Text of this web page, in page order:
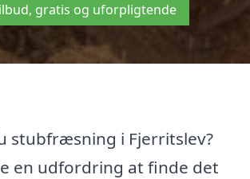
gratis og uforpligtende
stubfræsning i Fjerritslev?
en udfordring at finde det